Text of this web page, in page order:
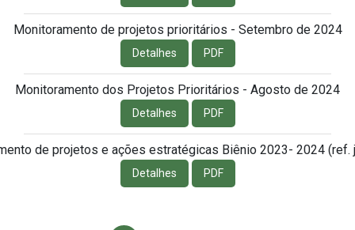
Monitoramento de projetos prioritários - Setembro de 2024
Detalhes PDF
Monitoramento dos Projetos Prioritários - Agosto de 2024
Detalhes PDF
de projetos e ações estratégicas Biênio 2023- 2024 (ref.
Detalhes PDF